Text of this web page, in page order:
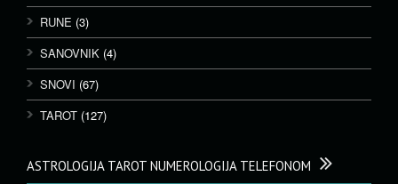
RUNE (3)
SANOVNIK (4)
SNOVI (67)
TAROT (127)
ASTROLOGIJA TAROT NUMEROLOGIJA TELEFONOM